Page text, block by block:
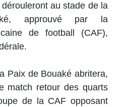
dérouleront au stade de la
approuvé par la
de football (CAF),
Paix de Bouaké abritera,
match retour des quarts
de la CAF opposant